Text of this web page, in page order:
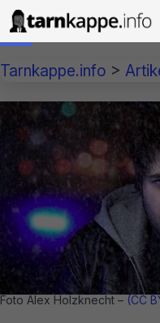
Tarnkappe.info >
Foto Alex Holzknecht – (CC